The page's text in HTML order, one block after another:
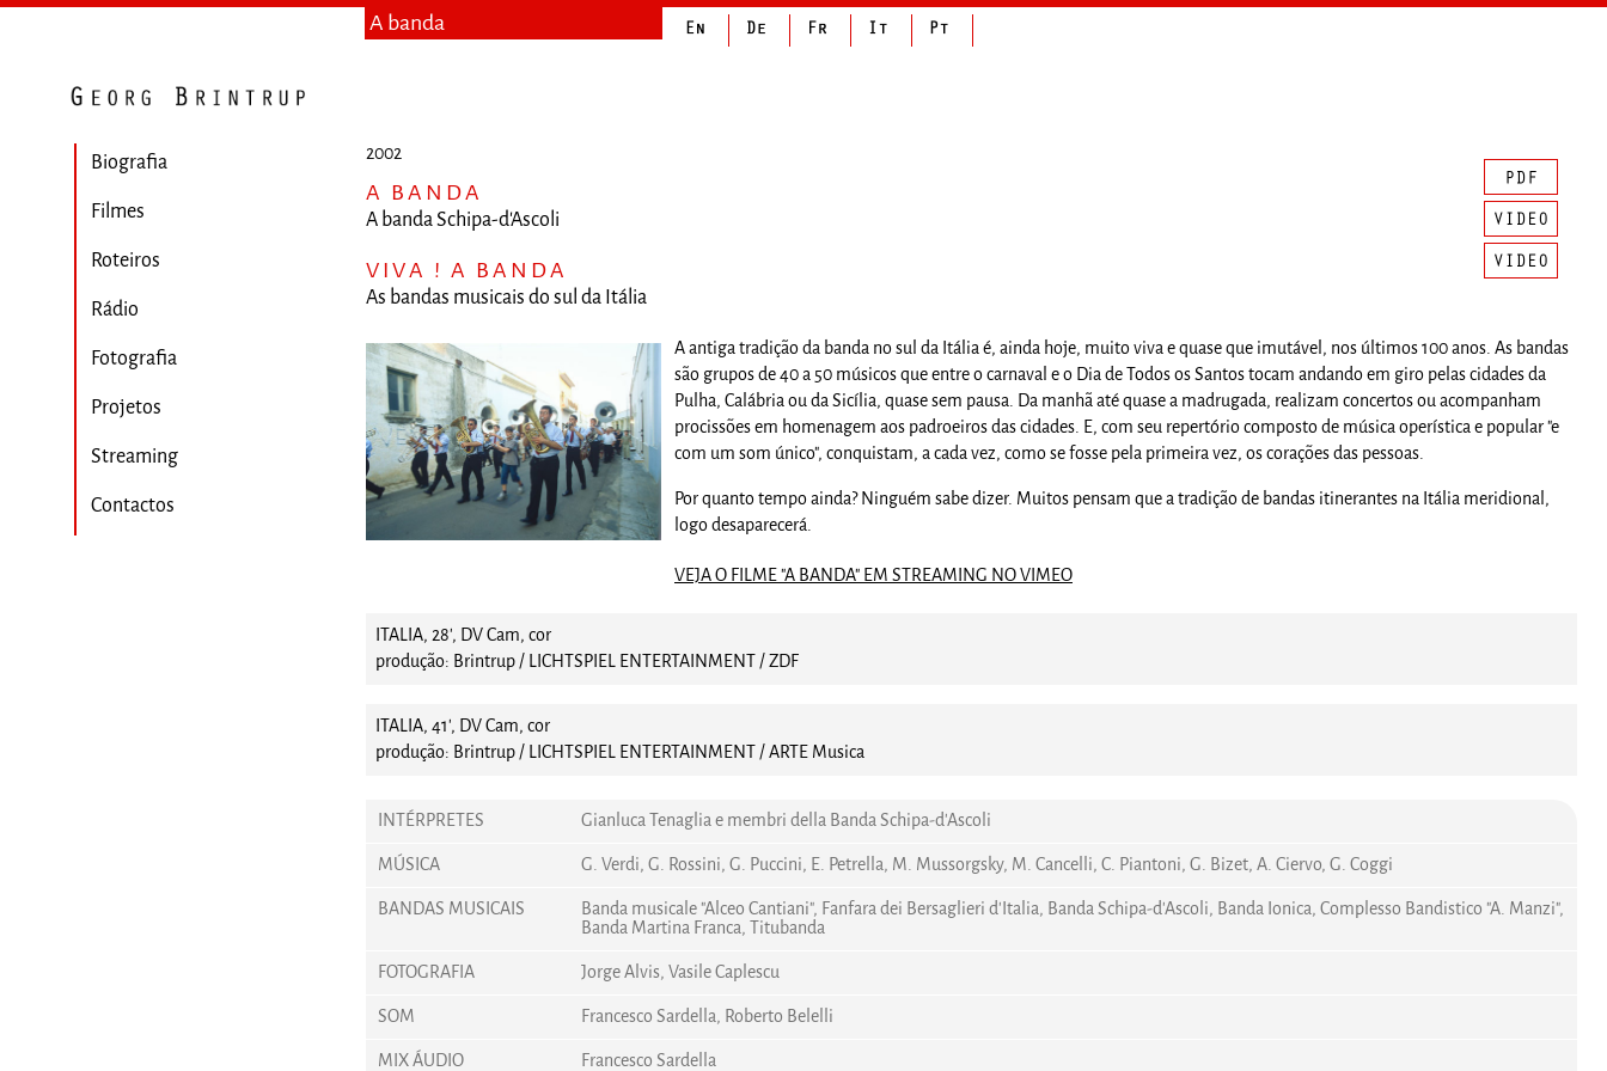
A banda
Biografia
Filmes
Roteiros
Rádio
Fotografia
Projetos
Streaming
Contactos
2002
A BANDA
A banda Schipa-d'Ascoli
VIVA ! A BANDA
As bandas musicais do sul da Itália
A antiga tradição da banda no sul da Itália é, ainda hoje, muito viva e quase que imutável, nos últimos 100 anos. As bandas
são grupos de 40 a 50 músicos que entre o carnaval e o Dia de Todos os Santos tocam andando em giro pelas cidades da
Pulha, Calábria ou da Sicília, quase sem pausa. Da manhã até quase a madrugada, realizam concertos ou acompanham
procissões em homenagem aos padroeiros das cidades. E, com seu repertório composto de música operística e popular "e
com um som único", conquistam, a cada vez, como se fosse pela primeira vez, os corações das pessoas.
Por quanto tempo ainda? Ninguém sabe dizer. Muitos pensam que a tradição de bandas itinerantes na Itália meridional,
logo desaparecerá.
VEJA O FILME "A BANDA" EM STREAMING NO VIMEO
ITALIA, 28', DV Cam, cor
produção: Brintrup / LICHTSPIEL ENTERTAINMENT / ZDF
ITALIA, 41', DV Cam, cor
produção: Brintrup / LICHTSPIEL ENTERTAINMENT / ARTE Musica
INTÉRPRETES
Gianluca Tenaglia e membri della Banda Schipa-d'Ascoli
MÚSICA
G. Verdi, G. Rossini, G. Puccini, E. Petrella, M. Mussorgsky, M. Cancelli, C. Piantoni, G. Bizet, A. Ciervo, G. Coggi
BANDAS MUSICAIS
Banda musicale "Alceo Cantiani", Fanfara dei Bersaglieri d'Italia, Banda Schipa-d'Ascoli, Banda Ionica, Complesso Bandistico "A. Manzi",
Banda Martina Franca, Titubanda
FOTOGRAFIA
Jorge Alvis, Vasile Caplescu
SOM
Francesco Sardella, Roberto Belelli
MIX ÁUDIO
Francesco Sardella